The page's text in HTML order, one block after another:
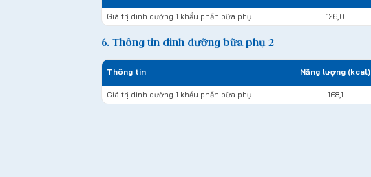
Giá trị dinh dưỡng 1 khẩu phần bữa phụ
126,0
6. Thông tin dinh dưỡng bữa phụ 2
Thông tin Năng lượng (kcal)
Giá trị dinh dưỡng 1 khẩu phần bữa phụ
168,1